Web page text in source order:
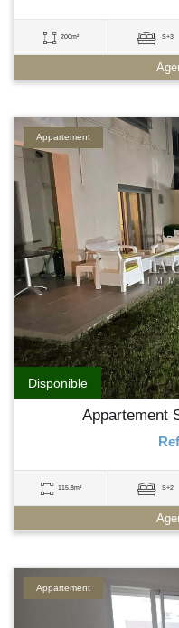
200m² S+3
Disponible
Appartement
Appartement
115.8m² S+2
Appartement